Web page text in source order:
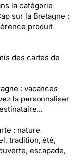
la catégorie
sur la Bretagne :
produit
des cartes de
: vacances
la personnaliser
: nature,
tradition, été,
escapade,